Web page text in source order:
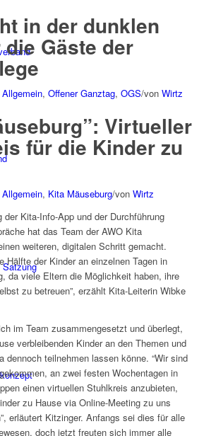
Satzung
in der dunklen
Gäste der
Allgemein, Offener Ganztag, OGS/von Wirtz
Virtueller
für die Kinder zu
Allgemein, Kita Mäuseburg/von Wirtz
der Kita-Info-App und der Durchführung
hat das Team der AWO Kita
weiteren, digitalen Schritt gemacht.
Hälfte der Kinder an einzelnen Tagen in
da viele Eltern die Möglichkeit haben, ihre
zu betreuen”, erzählt Kita-Leiterin Wibke
im Team zusammengesetzt und überlegt,
verbleibenden Kinder an den Themen und
dennoch teilnehmen lassen könne. “Wir sind
an zwei festen Wochentagen in
einen virtuellen Stuhlkreis anzubieten,
zu Hause via Online-Meeting zu uns
erläutert Kitzinger. Anfangs sei dies für alle
doch jetzt freuten sich immer alle